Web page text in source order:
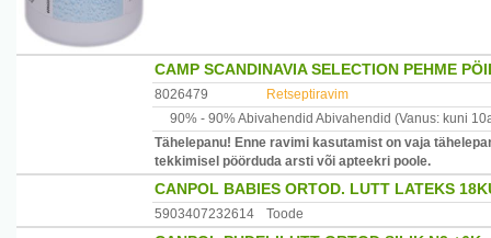
CAMP SCANDINAVIA SELECTION PEHME
8026479
Retseptiravim
90% - 90% Abivahendid Abivahendid (Vanus: kuni
Tähelepanu! Enne ravimi kasutamist on vaja
tekkimisel pöörduda arsti või apteekri poole.
CANPOL BABIES ORTOD. LUTT LATEKS
5903407232614 Toode